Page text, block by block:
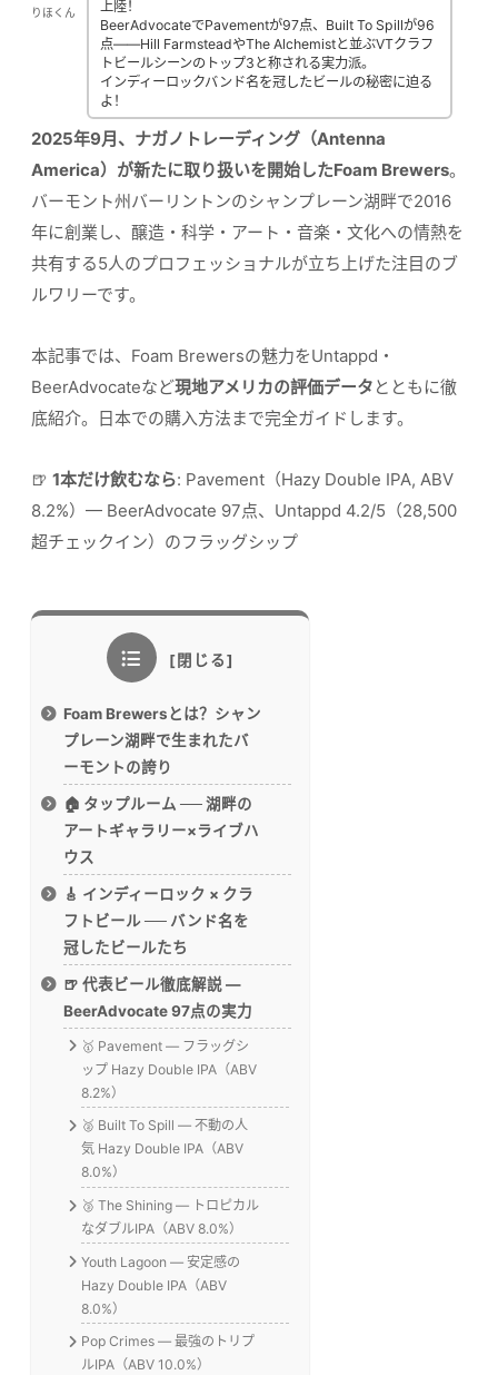
りほくん
上陸！
BeerAdvocateでPavementが97点、Built To Spillが96
点——Hill FarmsteadやThe Alchemistと並ぶVTクラフ
トビールシーンのトップ3と称される実力派。
インディーロックバンド名を冠したビールの秘密に迫る
よ！
2025年9月、ナガノトレーディング（Antenna
America）が新たに取り扱いを開始したFoam Brewers。
バーモント州バーリントンのシャンプレーン湖畔で2016
年に創業し、醸造・科学・アート・音楽・文化への情熱を
共有する5人のプロフェッショナルが立ち上げた注目のブ
ルワリーです。
本記事では、Foam Brewersの魅力をUntappd・
BeerAdvocateなど現地アメリカの評価データ とともに徹
底紹介。日本での購入方法まで完全ガイドします。
🍺 1本だけ飲むなら: Pavement（Hazy Double IPA, ABV
8.2%）— BeerAdvocate 97点、Untappd 4.2/5（28,500
超チェックイン）のフラッグシップ
Foam Brewersとは？シャン
プレーン湖畔で生まれたバ
ーモントの誇り
🏠 タップルーム ── 湖畔の
アートギャラリー×ライブハ
ウス
🎸 インディーロック × クラ
フトビール ── バンド名を
冠したビールたち
🍺 代表ビール徹底解説 —
BeerAdvocate 97点の実力
🥇 Pavement — フラッグシ
ップ Hazy Double IPA（ABV
8.2%）
🥈 Built To Spill — 不動の人
気 Hazy Double IPA（ABV
8.0%）
🥉 The Shining — トロピカル
なダブルIPA（ABV 8.0%）
Youth Lagoon — 安定感の
Hazy Double IPA（ABV
8.0%）
Pop Crimes — 最強のトリプ
ルIPA（ABV 10.0%）